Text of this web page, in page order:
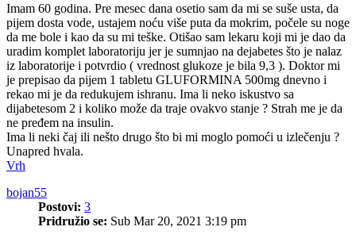
Imam 60 godina. Pre mesec dana osetio sam da mi se suše usta, da
pijem dosta vode, ustajem noću više puta da mokrim, počele su noge
da me bole i kao da su mi teške. Otišao sam lekaru koji mi je dao da
uradim komplet laboratoriju jer je sumnjao na dejabetes što je nalaz
iz laboratorije i potvrdio ( vrednost glukoze je bila 9,3 ). Doktor mi
je prepisao da pijem 1 tabletu GLUFORMINA 500mg dnevno i
rekao mi je da redukujem ishranu. Ima li neko iskustvo sa
dijabetesom 2 i koliko može da traje ovakvo stanje ? Strah me je da
ne pređem na insulin.
Ima li neki čaj ili nešto drugo što bi mi moglo pomoći u izlečenju ?
Unapred hvala.
Vrh
bojan55
Postovi: 3
Pridružio se: Sub Mar 20, 2021 3:19 pm